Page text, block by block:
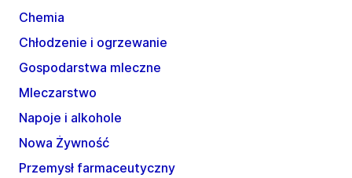
Chemia
Chłodzenie i ogrzewanie
Gospodarstwa mleczne
Mleczarstwo
Napoje i alkohole
Nowa Żywność
Przemysł farmaceutyczny